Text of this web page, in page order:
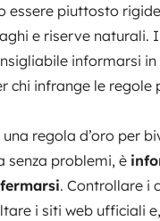
essere piuttosto
e riserve naturali.
informarsi
chi infrange le regole
una regola d’oro per
senza problemi, è
. Controllare i
i siti web ufficiali